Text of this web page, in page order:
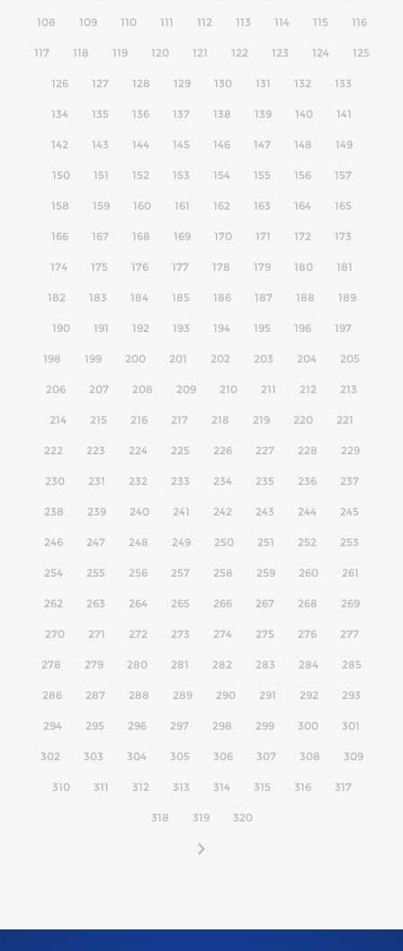
108 109 110 111 112 113 114 115 116
117 118 119 120 121 122 123 124 125
126 127 128 129 130 131 132 133
134 135 136 137 138 139 140 141
142 143 144 145 146 147 148 149
150 151 152 153 154 155 156 157
158 159 160 161 162 163 164 165
166 167 168 169 170 171 172 173
174 175 176 177 178 179 180 181
182 183 184 185 186 187 188 189
190 191 192 193 194 195 196 197
198 199 200 201 202 203 204 205
206 207 208 209 210 211 212 213
214 215 216 217 218 219 220 221
222 223 224 225 226 227 228 229
230 231 232 233 234 235 236 237
238 239 240 241 242 243 244 245
246 247 248 249 250 251 252 253
254 255 256 257 258 259 260 261
262 263 264 265 266 267 268 269
270 271 272 273 274 275 276 277
278 279 280 281 282 283 284 285
286 287 288 289 290 291 292 293
294 295 296 297 298 299 300 301
302 303 304 305 306 307 308 309
310 311 312 313 314 315 316 317
318 319 320